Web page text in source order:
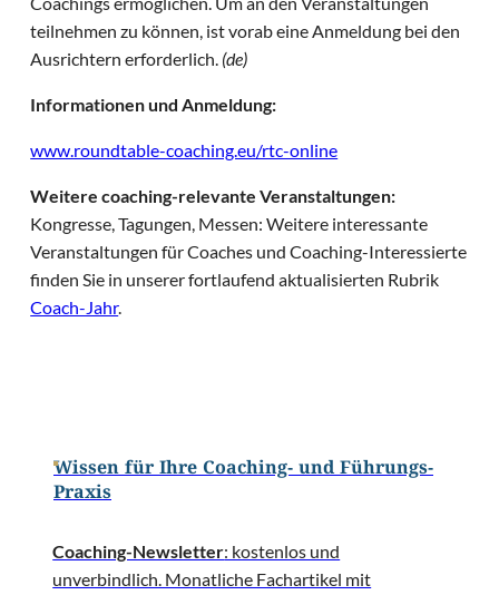
teilnehmen zu können, ist vorab eine Anmeldung bei den
Ausrichtern erforderlich. (de)
Informationen und Anmeldung:
www.roundtable-coaching.eu/rtc-online
Weitere coaching-relevante Veranstaltungen:
Kongresse, Tagungen, Messen: Weitere interessante
Veranstaltungen für Coaches und Coaching-Interessierte
finden Sie in unserer fortlaufend aktualisierten Rubrik
Coach-Jahr.
Wissen für Ihre Coaching- und Führungs-
Praxis
Coaching-Newsletter: kostenlos und
unverbindlich. Monatliche Fachartikel mit